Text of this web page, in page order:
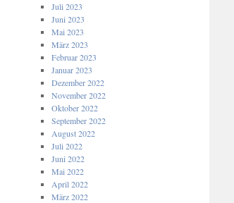
Juli 2023
Juni 2023
Mai 2023
März 2023
Februar 2023
Januar 2023
Dezember 2022
November 2022
Oktober 2022
September 2022
August 2022
Juli 2022
Juni 2022
Mai 2022
April 2022
März 2022